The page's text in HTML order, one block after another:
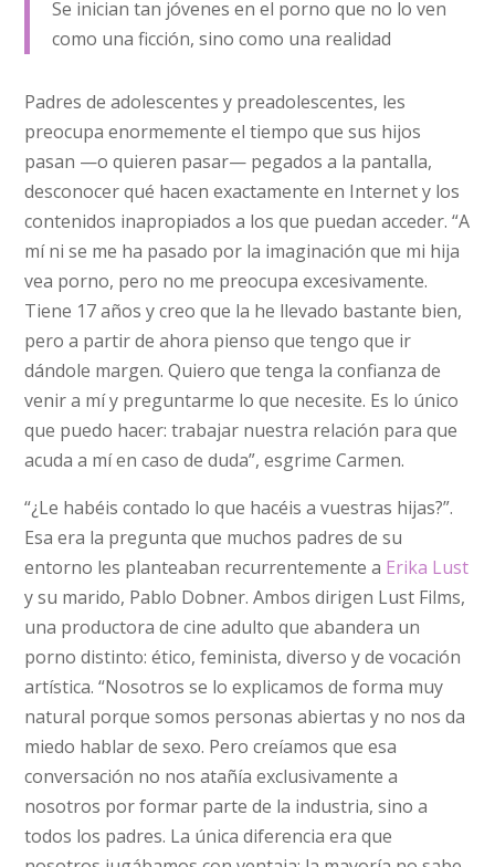
Se inician tan jóvenes en el porno que no lo ven
como una ficción, sino como una realidad
Padres de adolescentes y preadolescentes, les
preocupa enormemente el tiempo que sus hijos
pasan —o quieren pasar— pegados a la pantalla,
desconocer qué hacen exactamente en Internet y los
contenidos inapropiados a los que puedan acceder. “A
mí ni se me ha pasado por la imaginación que mi hija
vea porno, pero no me preocupa excesivamente.
Tiene 17 años y creo que la he llevado bastante bien,
pero a partir de ahora pienso que tengo que ir
dándole margen. Quiero que tenga la confianza de
venir a mí y preguntarme lo que necesite. Es lo único
que puedo hacer: trabajar nuestra relación para que
acuda a mí en caso de duda”, esgrime Carmen.
“¿Le habéis contado lo que hacéis a vuestras hijas?”.
Esa era la pregunta que muchos padres de su
entorno les planteaban recurrentemente a Erika Lust
y su marido, Pablo Dobner. Ambos dirigen Lust Films,
una productora de cine adulto que abandera un
porno distinto: ético, feminista, diverso y de vocación
artística. “Nosotros se lo explicamos de forma muy
natural porque somos personas abiertas y no nos da
miedo hablar de sexo. Pero creíamos que esa
conversación no nos atañía exclusivamente a
nosotros por formar parte de la industria, sino a
todos los padres. La única diferencia era que